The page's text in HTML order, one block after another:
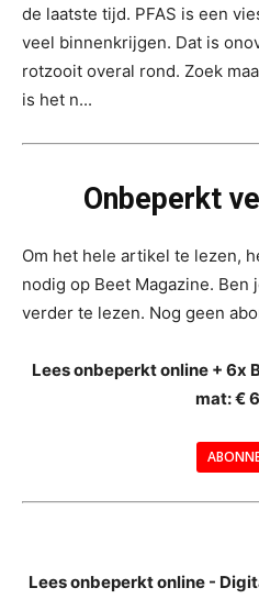
de laatste tijd. PFAS is een
veel binnenkrijgen. Dat is
rotzooit overal rond. Zoek
is het n...
Onbeperkt
Om het hele artikel te lezen,
nodig op Beet Magazine. Ben
verder te lezen. Nog geen
Lees onbeperkt online + 6x
mat: €
Lees onbeperkt online -